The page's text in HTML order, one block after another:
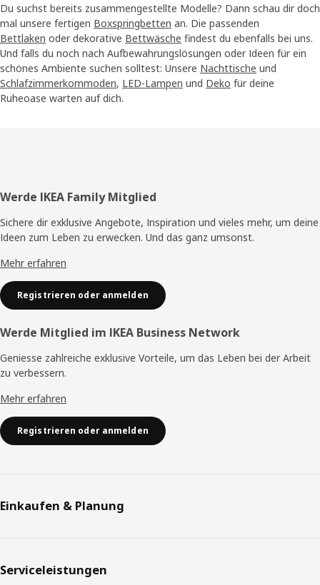
Du suchst bereits zusammengestellte Modelle? Dann schau dir doch
mal unsere fertigen Boxspringbetten an. Die passenden
Bettlaken oder dekorative Bettwäsche findest du ebenfalls bei uns.
Und falls du noch nach Aufbewahrungslösungen oder Ideen für ein
schönes Ambiente suchen solltest: Unsere Nachttische und
Schlafzimmerkommoden, LED-Lampen und Deko für deine
Ruheoase warten auf dich.
Fusszeile
Werde IKEA Family Mitglied
Sichere dir exklusive Angebote, Inspiration und vieles mehr, um deine
Ideen zum Leben zu erwecken. Und das ganz umsonst.
Mehr erfahren
Registrieren oder anmelden
Werde Mitglied im IKEA Business Network
Geniesse zahlreiche exklusive Vorteile, um das Leben bei der Arbeit
zu verbessern.
Mehr erfahren
Registrieren oder anmelden
Einkaufen & Planung
Serviceleistungen